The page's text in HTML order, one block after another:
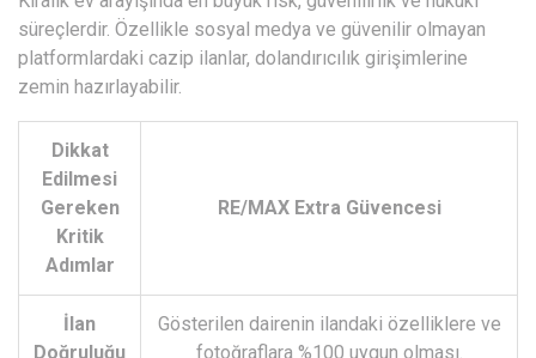
süreçlerdir. Özellikle sosyal medya ve güvenilir olmayan
platformlardaki cazip ilanlar, dolandırıcılık girişimlerine
zemin hazırlayabilir.
Dikkat
Edilmesi
Gereken
Kritik
Adımlar
RE/MAX Extra Güvencesi
İlan
Doğruluğu
Gösterilen dairenin ilandaki özelliklere ve
fotoğraflara %100 uygun olması.